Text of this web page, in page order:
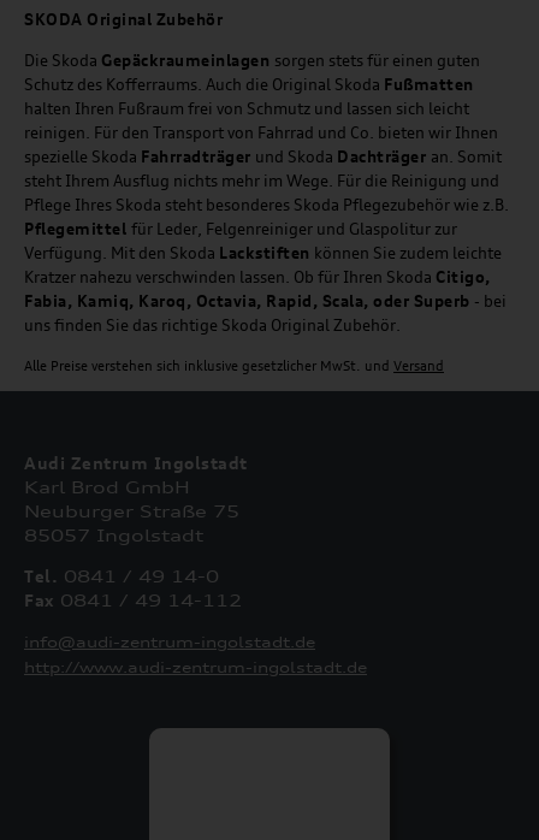
SKODA Original Zubehör
Die Skoda Gepäckraumeinlagen sorgen stets für einen guten
Schutz des Kofferraums. Auch die Original Skoda Fußmatten
halten Ihren Fußraum frei von Schmutz und lassen sich leicht
reinigen. Für den Transport von Fahrrad und Co. bieten wir Ihnen
spezielle Skoda Fahrradträger und Skoda Dachträger an. Somit
steht Ihrem Ausflug nichts mehr im Wege. Für die Reinigung und
Pflege Ihres Skoda steht besonderes Skoda Pflegezubehör wie z.B.
Pflegemittel für Leder, Felgenreiniger und Glaspolitur zur
Verfügung. Mit den Skoda Lackstiften können Sie zudem leichte
Kratzer nahezu verschwinden lassen. Ob für Ihren Skoda Citigo,
Fabia, Kamiq, Karoq, Octavia, Rapid, Scala, oder Superb - bei
uns finden Sie das richtige Skoda Original Zubehör.
Alle Preise verstehen sich inklusive gesetzlicher MwSt. und Versand
Audi Zentrum Ingolstadt
Karl Brod GmbH
Neuburger Straße 75
85057 Ingolstadt
Tel. 0841 / 49 14-0
Fax 0841 / 49 14-112
info@audi-zentrum-ingolstadt.de
http://www.audi-zentrum-ingolstadt.de